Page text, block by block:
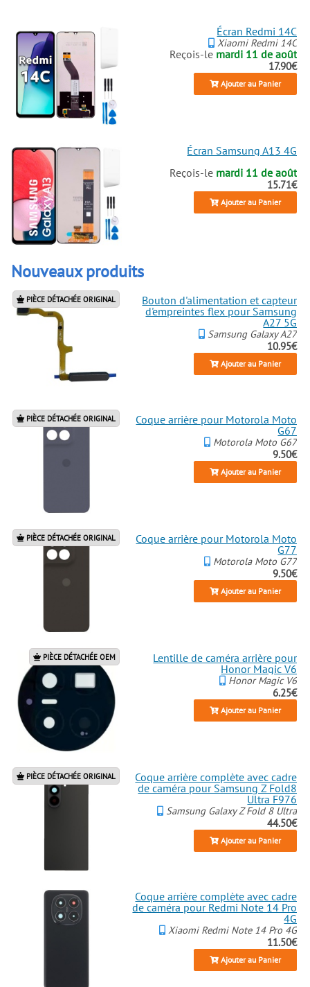
Écran Redmi 14C
Xiaomi Redmi 14C
Reçois-le mardi 11 de août
17.90€
Ajouter au Panier
Écran Samsung A13 4G
Reçois-le mardi 11 de août
15.71€
Ajouter au Panier
Nouveaux produits
PIÈCE DÉTACHÉE ORIGINAL
Bouton d'alimentation et capteur
d'empreintes flex pour Samsung
A27 5G
Samsung Galaxy A27
10.95€
Ajouter au Panier
PIÈCE DÉTACHÉE ORIGINAL
Coque arrière pour Motorola Moto
G67
Motorola Moto G67
9.50€
Ajouter au Panier
PIÈCE DÉTACHÉE ORIGINAL
Coque arrière pour Motorola Moto
G77
Motorola Moto G77
9.50€
Ajouter au Panier
PIÈCE DÉTACHÉE OEM
Lentille de caméra arrière pour
Honor Magic V6
Honor Magic V6
6.25€
Ajouter au Panier
PIÈCE DÉTACHÉE ORIGINAL
Coque arrière complète avec cadre
de caméra pour Samsung Z Fold8
Ultra F976
Samsung Galaxy Z Fold 8 Ultra
44.50€
Ajouter au Panier
Coque arrière complète avec cadre
de caméra pour Redmi Note 14 Pro
4G
Xiaomi Redmi Note 14 Pro 4G
11.50€
Ajouter au Panier